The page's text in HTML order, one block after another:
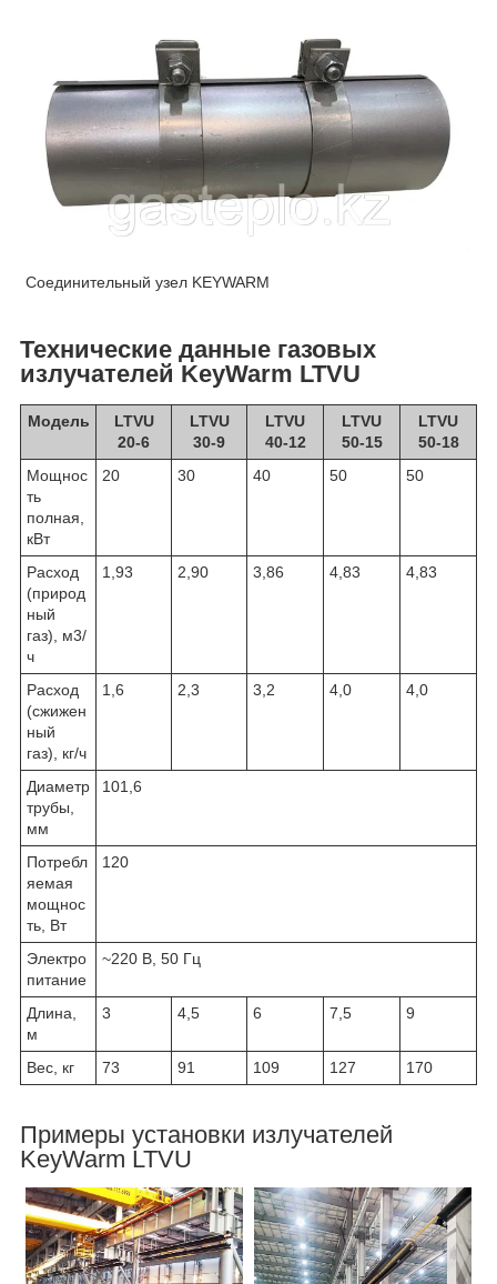
Соединительный узел KEYWARM
Технические данные газовых
излучателей KeyWarm LTVU
Модель
LTVU
20-6
LTVU
30-9
LTVU
40-12
LTVU
50-15
LTVU
50-18
Мощнос
ть
полная,
кВт
20 30 40 50 50
Расход
(природ
ный
газ), м3/
ч
1,93 2,90 3,86 4,83 4,83
Расход
(сжижен
ный
газ), кг/ч
1,6 2,3 3,2 4,0 4,0
Диаметр
трубы,
мм
101,6
Потребл
яемая
мощнос
ть, Вт
120
Электро
питание
~220 В, 50 Гц
Длина,
м
3 4,5 6 7,5 9
Вес, кг 73 91 109 127 170
Примеры установки излучателей
KeyWarm LTVU